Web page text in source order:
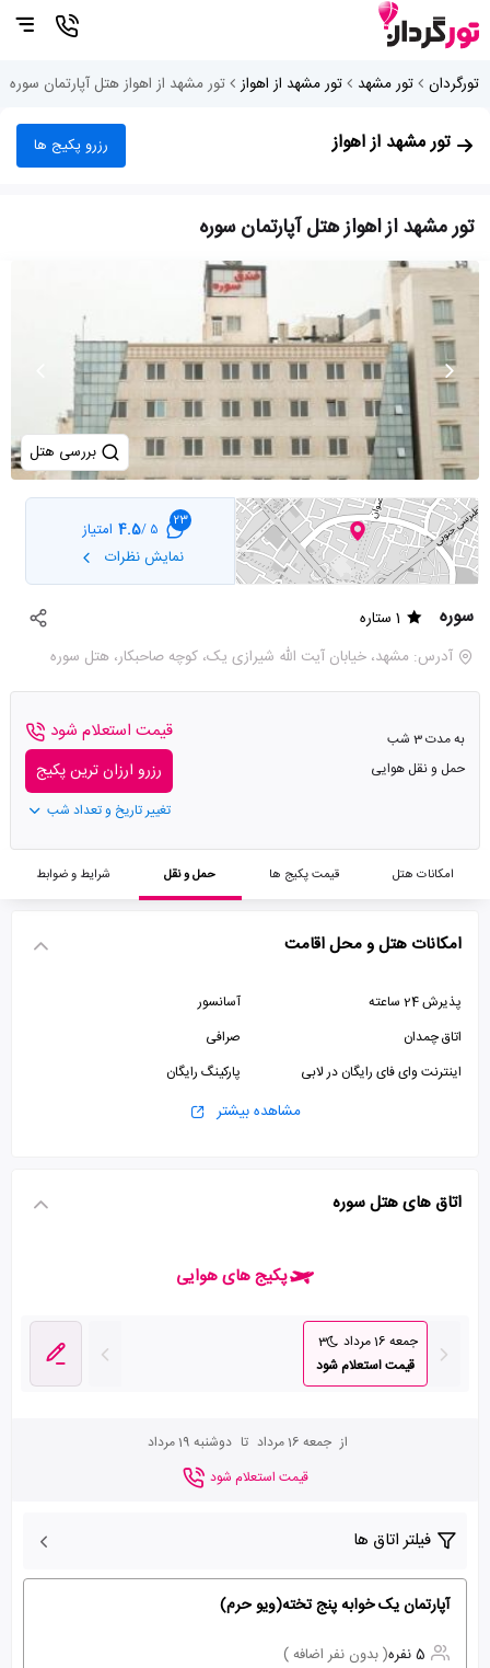
تورگردان تور مشهد تور مشهد از اهواز تور مشهد از اهواز هتل آپارتمان سوره
تور مشهد از اهواز رزرو پکیج ها
تور مشهد از اهواز هتل آپارتمان سوره
بررسی هتل
23
5 /
4.5 امتیاز
نمایش نظرات
سوره
1 ستاره
آدرس: مشهد، خیابان آیت الله شیرازی یک، کوچه صاحبکار، هتل سوره
به مدت 3 شب
حمل و نقل هوایی
قیمت استعلام شود
رزرو ارزان ترین پکیج
تغییر تاریخ و تعداد شب
امکانات هتل قیمت پکیج ها حمل و نقل شرایط و ضوابط
امکانات هتل و محل اقامت
پذیرش 24 ساعته
آسانسور
اتاق چمدان
صرافی
اینترنت وای فای رایگان در لابی
پارکینگ رایگان
مشاهده بیشتر
اتاق های هتل سوره
پکیج های هوایی
جمعه 16 مرداد
3
قیمت استعلام شود
از جمعه 16 مرداد تا دوشنبه 19 مرداد
قیمت استعلام شود
فیلتر اتاق ها
آپارتمان یک خوابه پنج تخته(ویو حرم)
5 نفره
( بدون نفر اضافه )